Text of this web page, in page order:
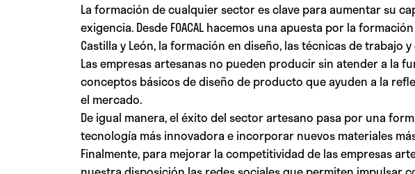
La formación de cualquier sector es clave para aumentar su
exigencia. Desde FOACAL hacemos una apuesta por la
Castilla y León, la formación en diseño, las técnicas de trabajo
Las empresas artesanas no pueden producir sin atender a la
conceptos básicos de diseño de producto que ayuden a la
el mercado.
De igual manera, el éxito del sector artesano pasa por una
tecnología más innovadora e incorporar nuevos materiales
Finalmente, para mejorar la competitividad de las empresas